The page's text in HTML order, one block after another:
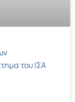
του ΙΣΑ